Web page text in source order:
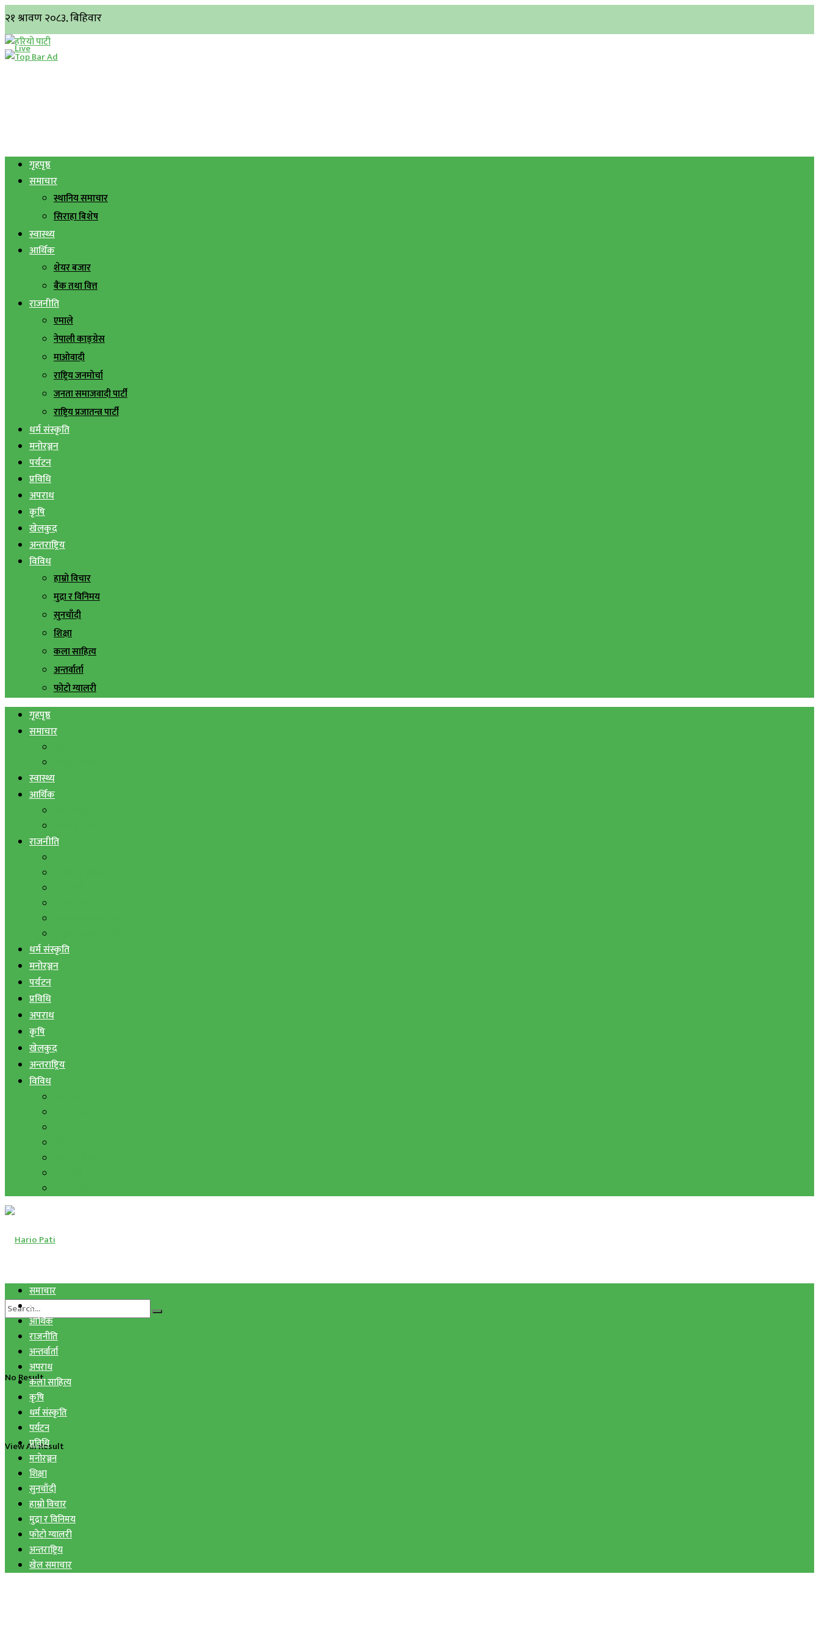
गृहपृष्ठ
समाचार
स्थानिय समाचार
सिराहा बिशेष
स्वास्थ्य
आर्थिक
शेयर बजार
बैंक तथा वित्त
राजनीति
एमाले
नेपाली काङ्ग्रेस
माओवादी
राष्ट्रिय जनमोर्चा
जनता समाजवादी पार्टी
राष्ट्रिय प्रजातन्त्र पार्टी
धर्म संस्कृति
मनोरञ्जन
पर्यटन
प्रविधि
अपराध
कृषि
खेलकुद
अन्तराष्ट्रिय
विविध
हाम्रो विचार
मुद्रा र विनिमय
सुनचाँदी
शिक्षा
कला साहित्य
अन्तर्वार्ता
फोटो ग्यालरी
गृहपृष्ठ
समाचार
स्वास्थ्य
आर्थिक
राजनीति
धर्म संस्कृति
मनोरञ्जन
पर्यटन
प्रविधि
अपराध
कृषि
खेलकुद
अन्तराष्ट्रिय
विविध
No Result
View All Result
समाचार
स्वास्थ्य
आर्थिक
राजनीति
अन्तर्वार्ता
अपराध
कला साहित्य
कृषि
धर्म संस्कृति
पर्यटन
प्रविधि
मनोरञ्जन
शिक्षा
सुनचाँदी
हाम्रो विचार
मुद्रा र विनिमय
फोटो ग्यालरी
अन्तराष्ट्रिय
खेल समाचार